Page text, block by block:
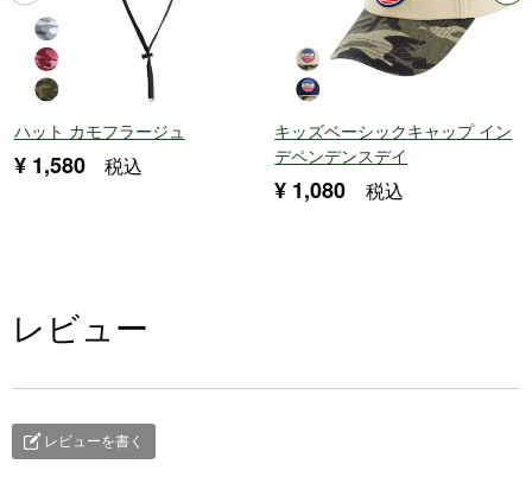
ハット カモフラージュ
¥ 1,580 税込
キッズベーシックキャップ イン
デペンデンスデイ
¥ 1,080 税込
レビュー
レビューを書く